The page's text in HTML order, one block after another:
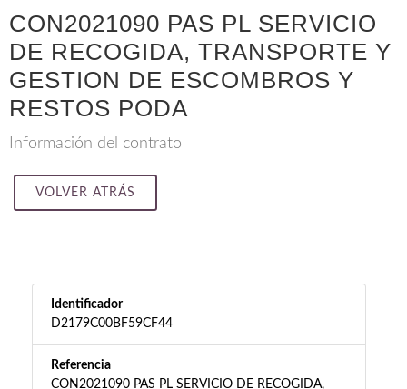
CON2021090 PAS PL SERVICIO
DE RECOGIDA, TRANSPORTE Y
GESTION DE ESCOMBROS Y
RESTOS PODA
Información del contrato
VOLVER ATRÁS
Identificador
D2179C00BF59CF44
Referencia
CON2021090 PAS PL SERVICIO DE RECOGIDA,